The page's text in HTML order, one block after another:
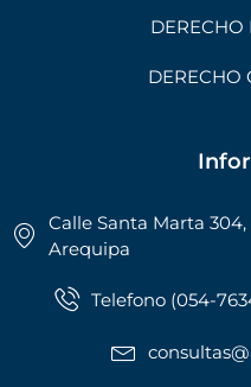
DERECHO
DERECHO
Calle Santa Marta
Arequipa
Telefono (054-